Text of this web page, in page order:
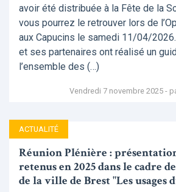
avoir été distribuée à la Fête de la
vous pourrez le retrouver lors de
aux Capucins le samedi 11/04/
et ses partenaires ont réalisé un
l’ensemble des (…)
Vendredi 7 novembre 2025 -
ACTUALITÉ
Réunion Plénière :
retenus en 2025 dans le cadre
de la ville de Brest "Les usages